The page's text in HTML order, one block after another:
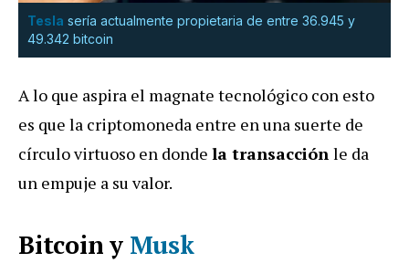
Tesla sería actualmente propietaria de entre 36.945 y
49.342 bitcoin
A lo que aspira el magnate tecnológico con esto
es que la criptomoneda entre en una suerte de
círculo virtuoso en donde la transacción le da
un empuje a su valor.
Bitcoin y Musk